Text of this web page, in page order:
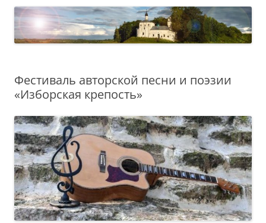
Фестиваль авторской песни и поэзии
«Изборская крепость»